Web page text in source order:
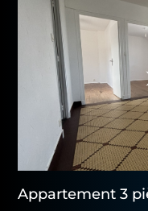
Appartement 3